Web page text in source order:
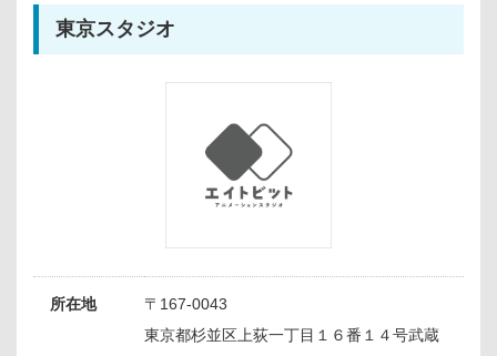
東京スタジオ
所在地
〒167-0043
東京都杉並区上荻一丁目１６番１４号武蔵